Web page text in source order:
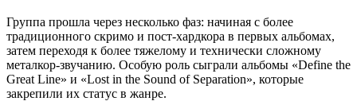
Группа прошла через несколько фаз: начиная с более
традиционного скримо и пост-хардкора в первых альбомах,
затем переходя к более тяжелому и технически сложному
металкор-звучанию. Особую роль сыграли альбомы «Define the
Great Line» и «Lost in the Sound of Separation», которые
закрепили их статус в жанре.